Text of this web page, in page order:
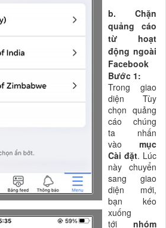
b. Chặn
quảng cáo
từ hoạt
động ngoài
Facebook
Bước 1:
Trong giao
diện Tùy
chọn quảng
cáo chúng
ta nhấn
vào mục
Cài đặt. Lúc
này chuyển
sang giao
diện mới,
bạn kéo
xuống
tới nhóm